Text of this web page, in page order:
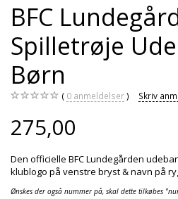
BFC
Spilletrøje
Børn
0 anmeldelser Skriv
275,00
Den officielle BFC Lundegården
klublogo på venstre bryst & navn på
Ønskes der også nummer på, skal dette tilkøbes